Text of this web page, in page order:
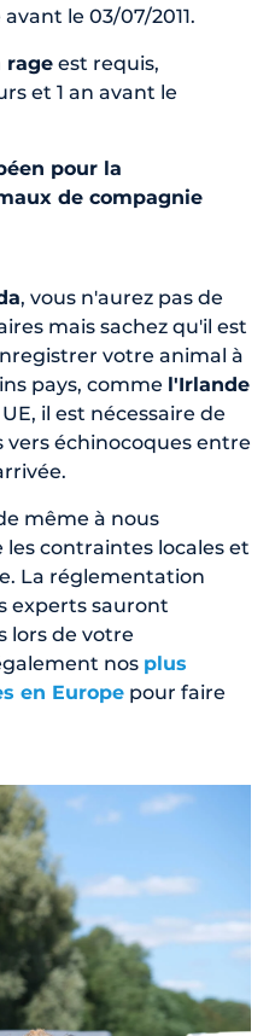
le 03/07/2011.
rage est requis,
et 1 an avant le
pour la
de compagnie
, vous n'aurez pas de
mais sachez qu'il est
votre animal à
pays, comme l'Irlande
il est nécessaire de
échinocoques entre
même à nous
contraintes locales et
La réglementation
experts sauront
lors de votre
nos plus
en Europe pour faire